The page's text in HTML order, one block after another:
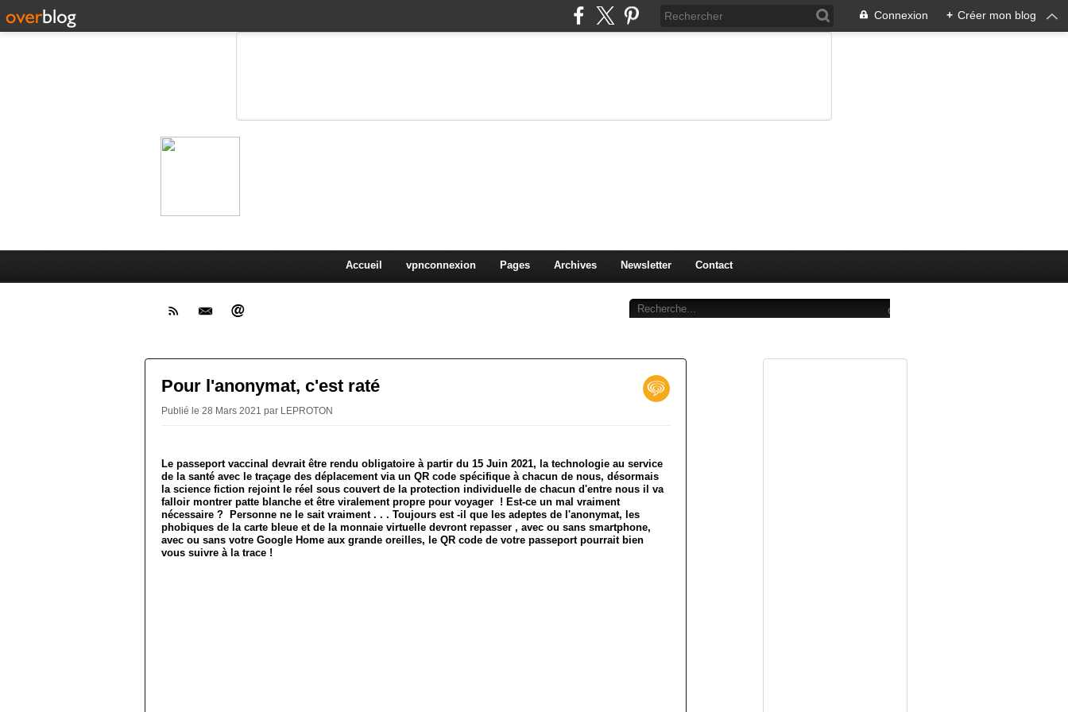
Connexion + Créer mon blog
Accueil vpnconnexion Pages Archives Newsletter Contact
Pour l'anonymat, c'est raté
Publié le 28 Mars 2021 par LEPROTON
Le passeport vaccinal devrait être rendu obligatoire à partir du 15 Juin 2021, la technologie au service
de la santé avec le traçage des déplacement via un QR code spécifique à chacun de nous, désormais
la science fiction rejoint le réel sous couvert de la protection individuelle de chacun d'entre nous il va
falloir montrer patte blanche et être viralement propre pour voyager ! Est-ce un mal vraiment
nécessaire ? Personne ne le sait vraiment . . . Toujours est -il que les adeptes de l'anonymat, les
phobiques de la carte bleue et de la monnaie virtuelle devront repasser , avec ou sans smartphone,
avec ou sans votre Google Home aux grande oreilles, le QR code de votre passeport pourrait bien
vous suivre à la trace !